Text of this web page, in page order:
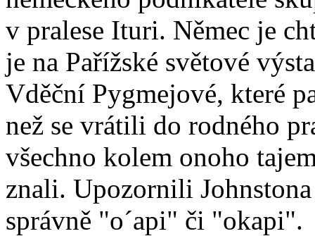
v pralese Ituri. Němec je
je na Pařížské světové
Vděční Pygmejové, které
než se vrátili do rodného
všechno kolem onoho
znali. Upozornili
správně "o´api" či "okapi".